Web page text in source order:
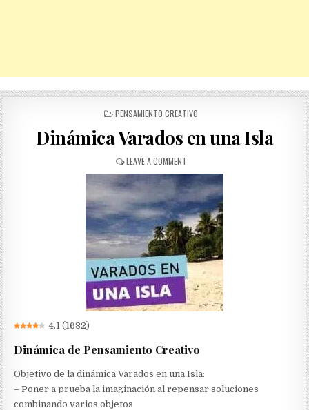
POSTED
PENSAMIENTO CREATIVO
Dinámica Varados en una Isla
LEAVE A COMMENTON
DINÁMICA
VARADOS
EN
UNA
ISLA
4.1 (1632)
Dinámica de Pensamiento Creativo
Objetivo de la dinámica Varados en una Isla:
– Poner a prueba la imaginación al repensar soluciones
combinando varios objetos